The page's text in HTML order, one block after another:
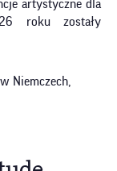
artystyczne dla
roku zostały
Niemczech,